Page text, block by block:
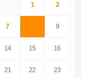
1 2
7 9
14 15 16
21 22 23